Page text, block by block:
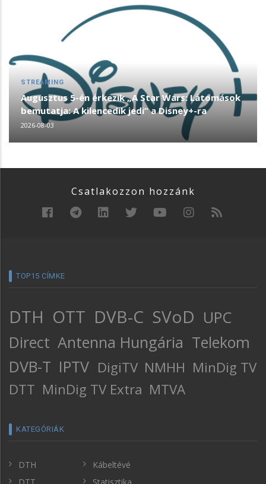
STREAMING
Augusztus 5-én érkezik „A Star Wars: Látomások
bemutatja: A kilencedik jedi” a Disney+-ra
2026-08-03
Csatlakozzon hozzánk
TOP15 CÍMKE
DTH OTT DVB-C SVoD UPC
Direct Antenna Hungária Telekom
DVB-T IPTV DigiTV NMHH MinDig TV
DTT MinDig TV Extra MTVA
KATEGÓRIÁK
DTH
Kábeltévé